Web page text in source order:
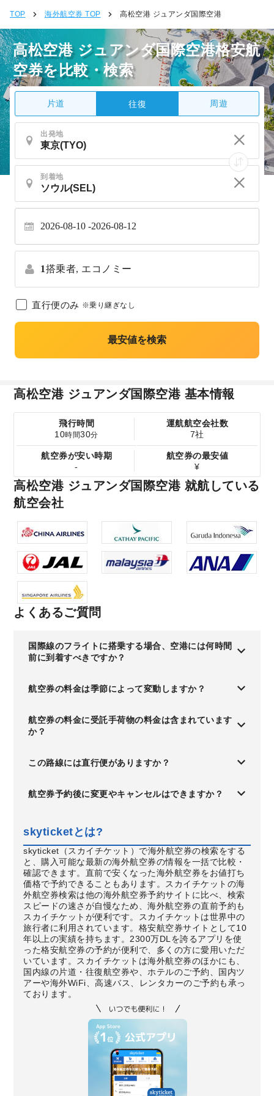
TOP 海外航空券 TOP 高松空港 ジュアンダ国際空港
高松空港 ジュアンダ国際空港格安航
空券を比較・検索
片道 往復 周遊
出発地
到着地
2026-08-10 2026-08-12
1搭乗者, エコノミー
直行便のみ ※乗り継ぎなし
最安値を検索
高松空港 ジュアンダ国際空港 基本情報
飛行時間
10時間30分
運航航空会社数
7社
航空券が安い時期
-
航空券の最安値
¥
高松空港 ジュアンダ国際空港 就航している
航空会社
よくあるご質問
国際線のフライトに搭乗する場合、空港には何時間
前に到着すべきですか？
航空券の料金は季節によって変動しますか？
航空券の料金に受託手荷物の料金は含まれています
か？
この路線には直行便がありますか？
航空券予約後に変更やキャンセルはできますか？
skyticketとは?
skyticket（スカイチケット）で海外航空券の検索をする
と、購入可能な最新の海外航空券の情報を一括で比較・
確認できます。直前で安くなった海外航空券をお値打ち
価格で予約できることもあります。スカイチケットの海
外航空券検索は他の海外航空券予約サイトに比べ、検索
スピードの速さが自慢なため、海外航空券の直前予約も
スカイチケットが便利です。スカイチケットは世界中の
旅行者に利用されています。格安航空券サイトとして10
年以上の実績を持ちます。2300万DLを誇るアプリを使
った格安航空券の予約が便利で、多くの方に愛用いただ
いています。スカイチケットは海外航空券のほかにも、
国内線の片道・往復航空券や、ホテルのご予約、国内ツ
アーや海外WiFi、高速バス、レンタカーのご予約も承っ
ております。